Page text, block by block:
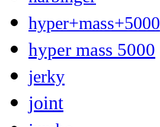
hyper+mass+5000
hyper mass 5000
jerky
joint